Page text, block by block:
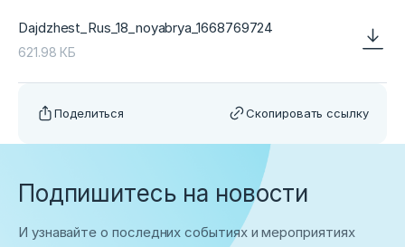
Dajdzhest_Rus_18_noyabrya_1668769724
621.98 КБ
Поделиться Скопировать ссылку
Подпишитесь на новости
И узнавайте о последних событиях и мероприятиях